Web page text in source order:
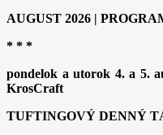
AUGUST 2026 |
* * *
pondelok a utorok 4. a 5.
KrosCraft
TUFTINGOVÝ DENNÝ